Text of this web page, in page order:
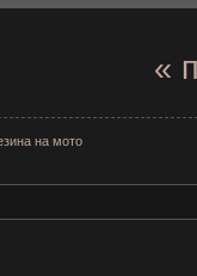
«
на мото